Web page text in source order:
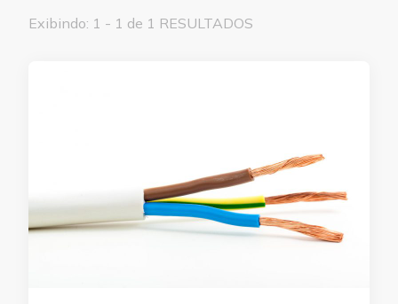
Exibindo: 1 - 1 de 1 RESULTADOS